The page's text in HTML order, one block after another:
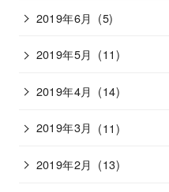
2019年6月 (5)
2019年5月 (11)
2019年4月 (14)
2019年3月 (11)
2019年2月 (13)